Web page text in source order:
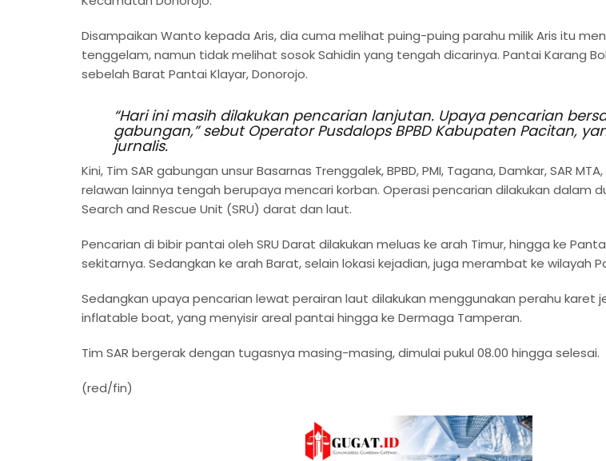
Disampaikan Wanto kepada Aris, dia cuma melihat puing-puing parahu milik Aris itu
tenggelam, namun tidak melihat sosok Sahidin yang tengah dicarinya. Pantai Karang
sebelah Barat Pantai Klayar, Donorojo.
“Hari ini masih dilakukan pencarian lanjutan. Upaya pencarian
gabungan,” sebut Operator Pusdalops BPBD Kabupaten Pacitan,
jurnalis.
Kini, Tim SAR gabungan unsur Basarnas Trenggalek, BPBD, PMI, Tagana, Damkar, SAR MTA,
relawan lainnya tengah berupaya mencari korban. Operasi pencarian dilakukan dalam
Search and Rescue Unit (SRU) darat dan laut.
Pencarian di bibir pantai oleh SRU Darat dilakukan meluas ke arah Timur, hingga ke
sekitarnya. Sedangkan ke arah Barat, selain lokasi kejadian, juga merambat ke wilayah
Sedangkan upaya pencarian lewat perairan laut dilakukan menggunakan perahu karet
inflatable boat, yang menyisir areal pantai hingga ke Dermaga Tamperan.
Tim SAR bergerak dengan tugasnya masing-masing, dimulai pukul 08.00 hingga selesai.
(red/fin)